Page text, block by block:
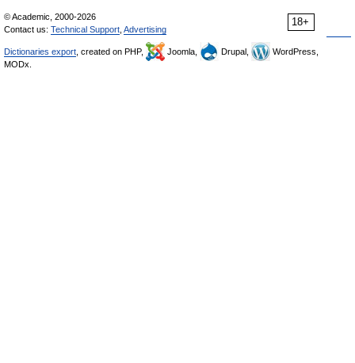
18+
© Academic, 2000-2026
Contact us: Technical Support Advertising
Dictionaries export , created on PHP, Joomla, Drupal,
WordPress,
MODx.